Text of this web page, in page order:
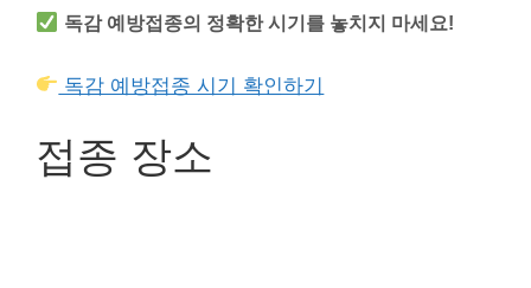
독감 예방접종의 정확한 시기를 놓치지 마세요!
독감 예방접종 시기 확인하기
접종 장소